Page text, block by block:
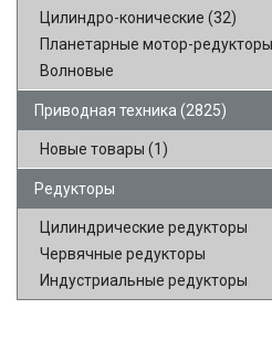
Цилиндро-конические (32)
Планетарные мотор-редукторы
Волновые
Приводная техника (2825)
Новые товары (1)
Редукторы
Цилиндрические редукторы
Червячные редукторы
Индустриальные редукторы